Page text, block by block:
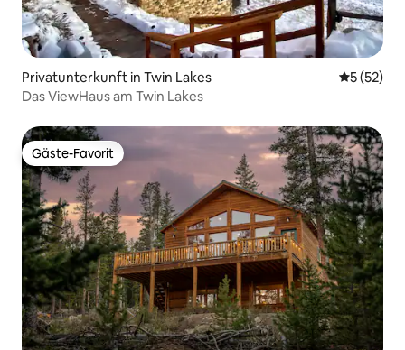
Privatunterkunft in Twin Lakes
5 (52)
Das ViewHaus am Twin Lakes
Gäste-Favorit
Gäste-Favorit